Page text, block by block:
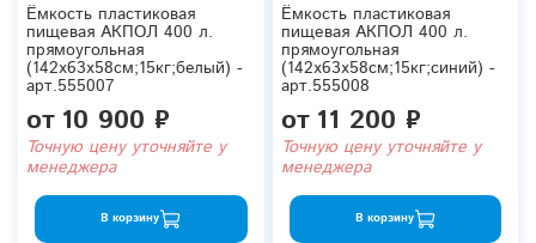
Ёмкость пластиковая
пищевая АКПОЛ 400 л.
прямоугольная
(142x63x58см;15кг;белый) -
арт.555007
от 10 900 ₽
Точную цену уточняйте у
менеджера
В корзину
Ёмкость пластиковая
пищевая АКПОЛ 400 л.
прямоугольная
(142x63x58см;15кг;синий) -
арт.555008
от 11 200 ₽
Точную цену уточняйте у
менеджера
В корзину